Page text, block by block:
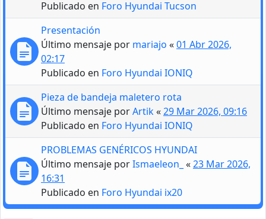
Publicado en Foro Hyundai Tucson
Presentación
Último mensaje por mariajo «01 Abr 2026,
02:17
Publicado en Foro Hyundai IONIQ
Pieza de bandeja maletero rota
Último mensaje porArtik«29 Mar 2026, 09:16
Publicado en Foro Hyundai IONIQ
PROBLEMAS GENÉRICOS HYUNDAI
Último mensaje porIsmaeleon_ «23 Mar 2026,
16:31
Publicado en Foro Hyundai ix20